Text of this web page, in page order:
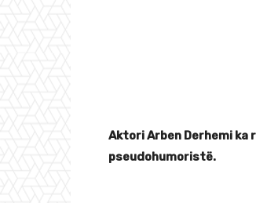
Aktori Arben Derhemi ka
pseudohumoristë.